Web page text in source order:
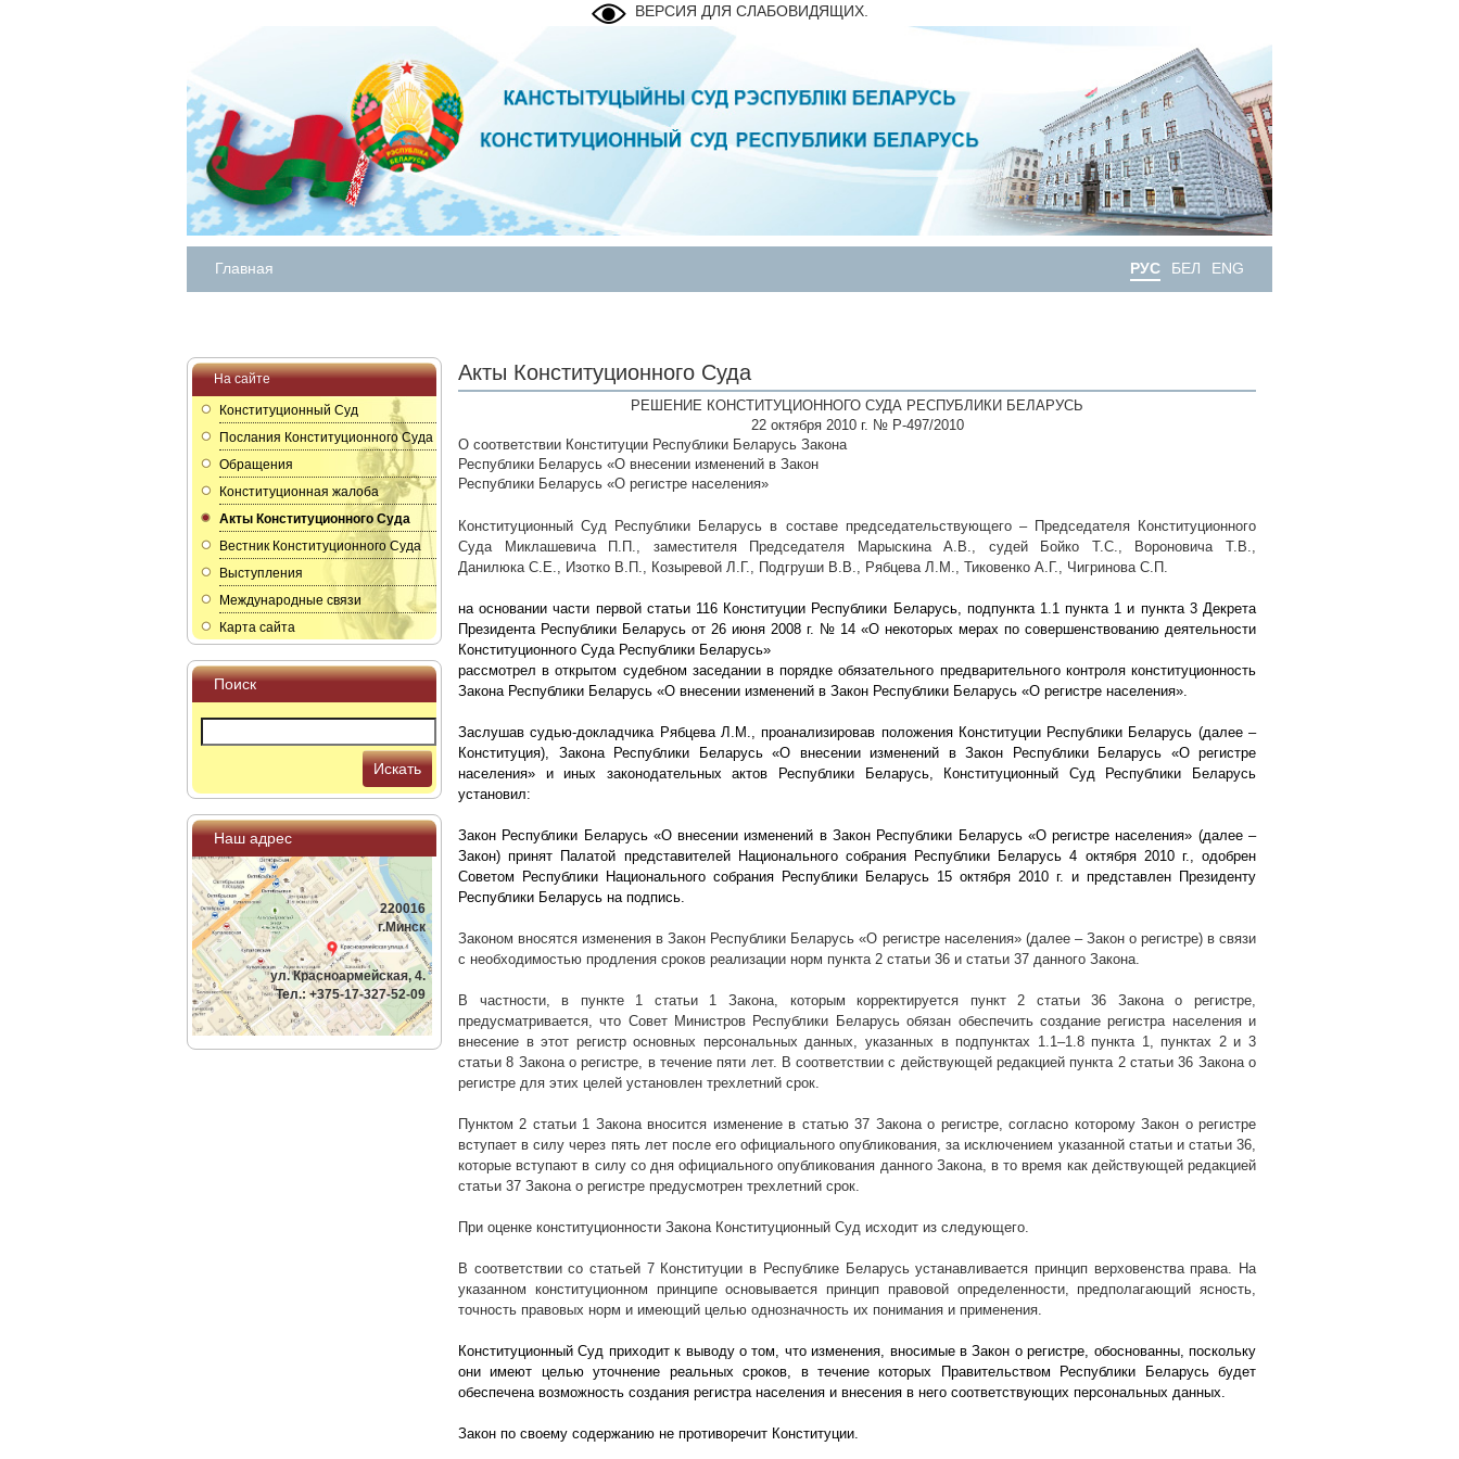
ВЕРСИЯ ДЛЯ СЛАБОВИДЯЩИХ.
Главная РУС БЕЛ ENG
На сайте
Конституционный Суд
Послания Конституционного Суда
Обращения
Конституционная жалоба
Акты Конституционного Суда
Вестник Конституционного Суда
Выступления
Международные связи
Карта сайта
Поиск
Искать
Наш адрес
220016
г.Минск
ул. Красноармейская, 4.
Тел.: +375-17-327-52-09
Акты Конституционного Суда
РЕШЕНИЕ КОНСТИТУЦИОННОГО СУДА РЕСПУБЛИКИ БЕЛАРУСЬ
22 октября 2010 г. № Р-497/2010
О соответствии Конституции Республики Беларусь Закона
Республики Беларусь «О внесении изменений в Закон
Республики Беларусь «О регистре населения»
Конституционный Суд Республики Беларусь в составе председательствующего – Председателя Конституционного
Суда Миклашевича П.П., заместителя Председателя Марыскина А.В., судей Бойко Т.С., Вороновича Т.В.,
Данилюка С.Е., Изотко В.П., Козыревой Л.Г., Подгруши В.В., Рябцева Л.М., Тиковенко А.Г., Чигринова С.П.
на основании части первой статьи 116 Конституции Республики Беларусь, подпункта 1.1 пункта 1 и пункта 3 Декрета
Президента Республики Беларусь от 26 июня 2008 г. № 14 «О некоторых мерах по совершенствованию деятельности
Конституционного Суда Республики Беларусь»
рассмотрел в открытом судебном заседании в порядке обязательного предварительного контроля конституционность
Закона Республики Беларусь «О внесении изменений в Закон Республики Беларусь «О регистре населения».
Заслушав судью-докладчика Рябцева Л.М., проанализировав положения Конституции Республики Беларусь (далее –
Конституция), Закона Республики Беларусь «О внесении изменений в Закон Республики Беларусь «О регистре
населения» и иных законодательных актов Республики Беларусь, Конституционный Суд Республики Беларусь
установил:
Закон Республики Беларусь «О внесении изменений в Закон Республики Беларусь «О регистре населения» (далее –
Закон) принят Палатой представителей Национального собрания Республики Беларусь 4 октября 2010 г., одобрен
Советом Республики Национального собрания Республики Беларусь 15 октября 2010 г. и представлен Президенту
Республики Беларусь на подпись.
Законом вносятся изменения в Закон Республики Беларусь «О регистре населения» (далее – Закон о регистре) в связи
с необходимостью продления сроков реализации норм пункта 2 статьи 36 и статьи 37 данного Закона.
В частности, в пункте 1 статьи 1 Закона, которым корректируется пункт 2 статьи 36 Закона о регистре,
предусматривается, что Совет Министров Республики Беларусь обязан обеспечить создание регистра населения и
внесение в этот регистр основных персональных данных, указанных в подпунктах 1.1–1.8 пункта 1, пунктах 2 и 3
статьи 8 Закона о регистре, в течение пяти лет. В соответствии с действующей редакцией пункта 2 статьи 36 Закона о
регистре для этих целей установлен трехлетний срок.
Пунктом 2 статьи 1 Закона вносится изменение в статью 37 Закона о регистре, согласно которому Закон о регистре
вступает в силу через пять лет после его официального опубликования, за исключением указанной статьи и статьи 36,
которые вступают в силу со дня официального опубликования данного Закона, в то время как действующей редакцией
статьи 37 Закона о регистре предусмотрен трехлетний срок.
При оценке конституционности Закона Конституционный Суд исходит из следующего.
В соответствии со статьей 7 Конституции в Республике Беларусь устанавливается принцип верховенства права. На
указанном конституционном принципе основывается принцип правовой определенности, предполагающий ясность,
точность правовых норм и имеющий целью однозначность их понимания и применения.
Конституционный Суд приходит к выводу о том, что изменения, вносимые в Закон о регистре, обоснованны, поскольку
они имеют целью уточнение реальных сроков, в течение которых Правительством Республики Беларусь будет
обеспечена возможность создания регистра населения и внесения в него соответствующих персональных данных.
Закон по своему содержанию не противоречит Конституции.